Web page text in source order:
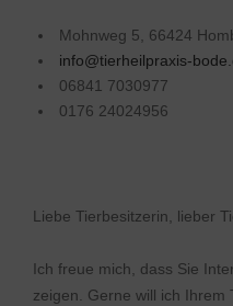
Mohnweg 5, 66424
info@tierheilpraxis-
06841 7030977
0176 24024956
Liebe Tierbesitzerin, lieber
Ich freue mich, dass Sie
zeigen. Gerne will ich Ihrem